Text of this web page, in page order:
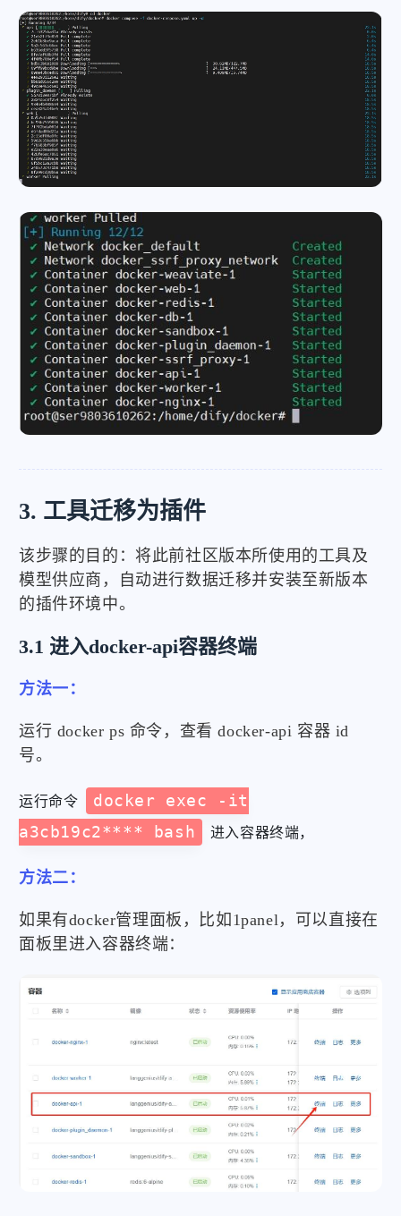
3. 工具迁移为插件
该步骤的目的：将此前社区版本所使用的工具及
模型供应商，自动进行数据迁移并安装至新版本
的插件环境中。
3.1 进入docker-api容器终端
方法一：
运行 docker ps 命令，查看 docker-api 容器 id
号。
运行命令
docker exec -it
a3cb19c2**** bash
进入容器终端，
方法二：
如果有docker管理面板，比如1panel，可以直接在
面板里进入容器终端：